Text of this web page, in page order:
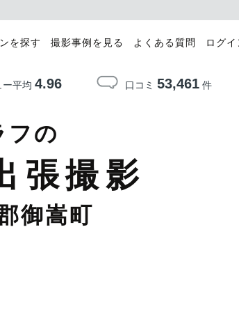
を探す 撮影事例を見る よくある質問 ログ
ー平均 4.96 口コミ 53,461件
フの
張撮影
御嵩町